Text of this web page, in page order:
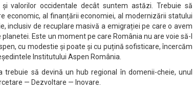
valorilor occidentale decât suntem astăzi. Trebuie să
economic, al finanțării economiei, al modernizării statului
inclusiv de recuplare masivă a emigrației pe care o avem
Este un moment pe care România nu are voie să-l
cu modestie și poate și cu puțină sofisticare, încercăm
Institutului Aspen România.
să devină un hub regional în domenii-cheie, unul
— Dezvoltare — Inovare.